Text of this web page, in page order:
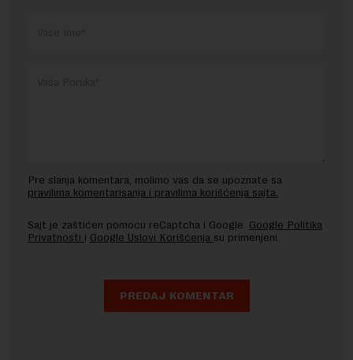
Pre slanja komentara, molimo vas da se upoznate sa
pravilima komentarisanja i pravilima korišćenja sajta.
Sajt je zaštićen pomocu reCaptcha i Google. Google Politika
Privatnosti i Google Uslovi Korišćenja su primenjeni.